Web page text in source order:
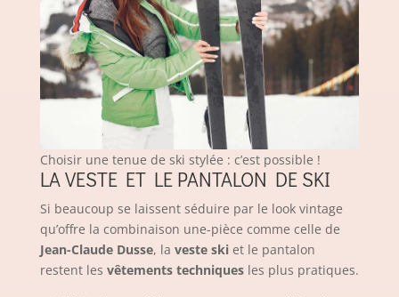
Choisir une tenue de ski stylée : c’est possible !
LAVESTEET LE PANTALON DE SKI
Si beaucoup se laissent séduire par le look vintage
qu’offre la combinaison une-pièce comme celle de
Jean-Claude Dusse, la veste skiet le pantalon
restent les vêtements techniquesles plus pratiques.